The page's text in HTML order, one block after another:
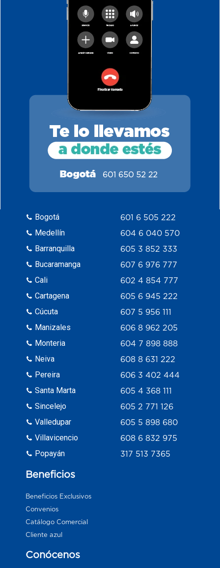
Bogotá
Medellín
Barranquilla
Bucaramanga
Cali
Cartagena
Cúcuta
Manizales
Monteria
Neiva
Pereira
Santa Marta
Sincelejo
Valledupar
Villavicencio
Popayán
601 6 505 222
604 6 040 570
605 3 852 333
607 6 976 777
602 4 854 777
605 6 945 222
607 5 956 111
606 8 962 205
604 7 898 888
608 8 631 222
606 3 402 444
605 4 368 111
605 2 771 126
605 5 898 680
608 6 832 975
317 513 7365
Beneficios
Beneficios Exclusivos
Convenios
Catálogo Comercial
Cliente azul
Conócenos